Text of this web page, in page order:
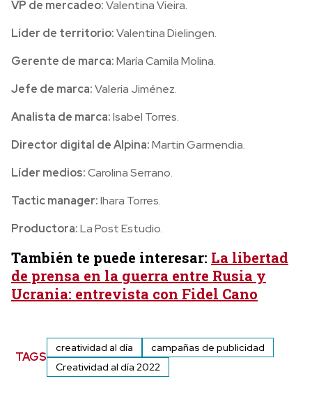
VP de mercadeo:Valentina Vieira.
Líder de territorio:Valentina Dielingen.
Gerente de marca:María Camila Molina.
Jefe de marca:Valeria Jiménez.
Analista de marca:Isabel Torres.
Director digital de Alpina:Martin Garmendia.
Líder medios:Carolina Serrano.
Tactic manager:Ihara Torres.
Productora:La Post Estudio.
También te puede interesar: La libertad
de prensa en la guerra entre Rusia y
Ucrania: entrevista con Fidel Cano
TAGS
creatividad al día
campañas de publicidad
Creatividad al día 2022